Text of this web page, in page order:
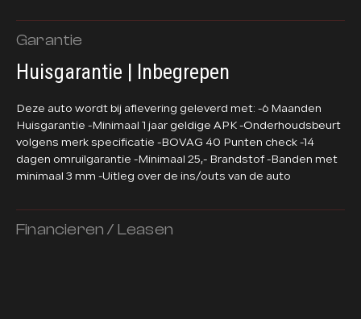
Garantie
Huisgarantie | Inbegrepen
Deze auto wordt bij aflevering geleverd met: -6 Maanden
Huisgarantie -Minimaal 1 jaar geldige APK -Onderhoudsbeurt
volgens merk specificatie -BOVAG 40 Punten check -14
dagen omruilgarantie -Minimaal 25,- Brandstof -Banden met
minimaal 3 mm -Uitleg over de ins/outs van de auto
Financieren / Leasen